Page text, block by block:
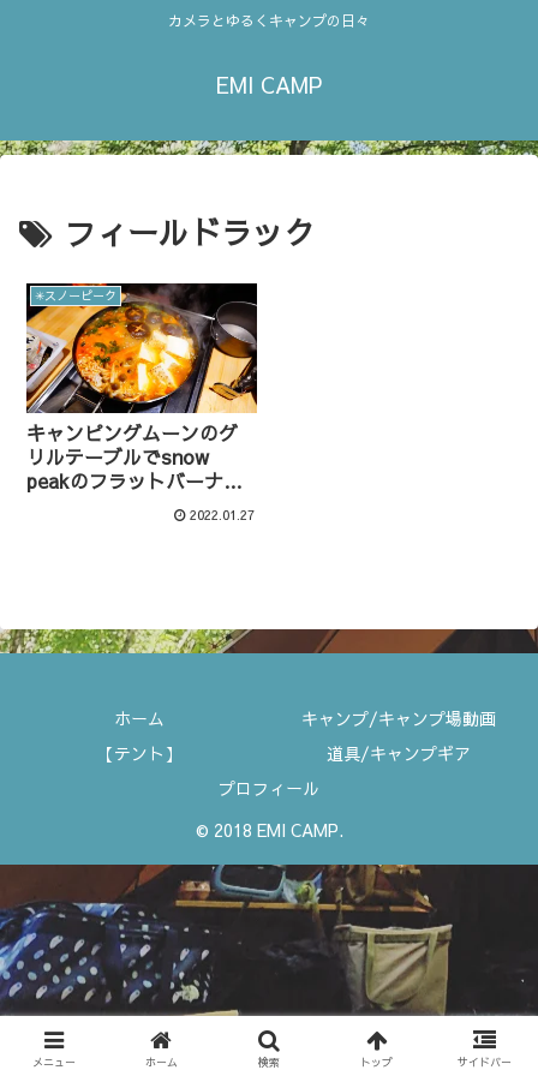
カメラとゆるくキャンプの日々
EMI CAMP
フィールドラック
✳︎スノーピーク
キャンピングムーンのグ
リルテーブルでsnow
peakのフラットバーナー
2022.01.27
ホーム
キャンプ/キャンプ場動画
【テント】
道具/キャンプギア
プロフィール
© 2018 EMI CAMP.
メニュー ホーム 検索 トップ サイドバー